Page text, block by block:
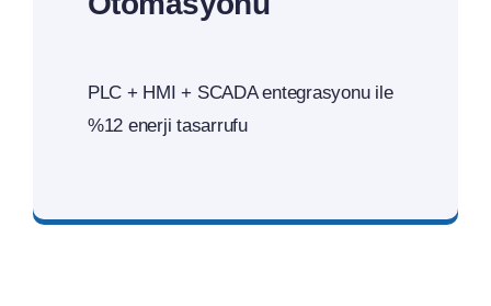
PLC + HMI + SCADA entegrasyonu ile
%12 enerji tasarrufu